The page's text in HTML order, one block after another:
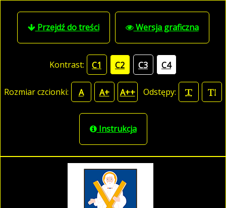
Przejdź do treści Wersja graficzna
Kontrast: C1 C2 C3 C4
Rozmiar czcionki: A A+ A++ Odstępy:
Instrukcja